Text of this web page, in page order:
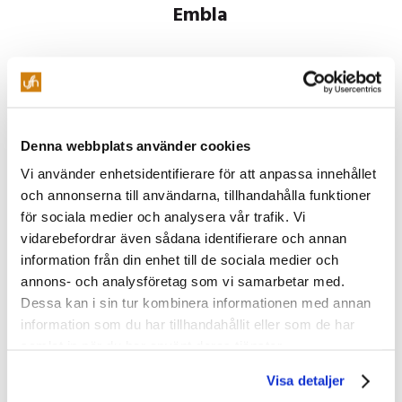
Denna webbplats använder cookies
Vi använder enhetsidentifierare för att anpassa innehållet
och annonserna till användarna, tillhandahålla funktioner
för sociala medier och analysera vår trafik. Vi
vidarebefordrar även sådana identifierare och annan
information från din enhet till de sociala medier och
annons- och analysföretag som vi samarbetar med.
Dessa kan i sin tur kombinera informationen med annan
information som du har tillhandahållit eller som de har
Visa detaljer
Embla
Medelstor lokal som erbjuder flera olika typer av dukningar.
Som flest kan man sitta 54 personer i biosittning.
Boka lokal
Klicka här för att få en VR-
tur!